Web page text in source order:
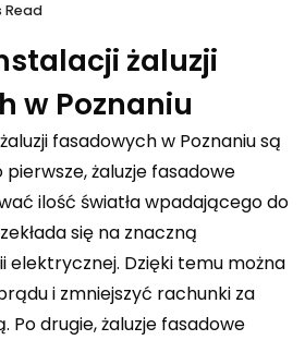
Read
żaluzji
w Poznaniu
fasadowych w Poznaniu są
żaluzje fasadowe
ilość światła wpadającego do
się na znaczną
elektrycznej. Dzięki temu można
i zmniejszyć rachunki za
drugie, żaluzje fasadowe